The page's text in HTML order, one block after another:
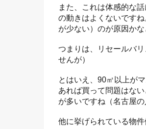
また、これは体感的な
の動きはよくないです
が少ない）のが原因かな
つまりは、リセールバ
せんが）
とはいえ、90㎡以上が
あれば買って問題はな
が多いですね（名古屋の
他に挙げられている物